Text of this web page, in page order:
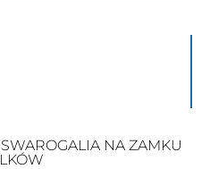
NA ZAMKU